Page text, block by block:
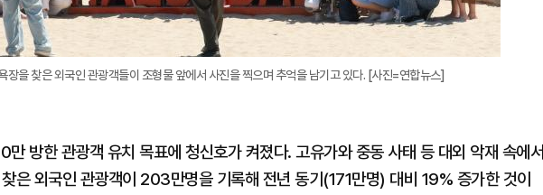
장을 찾은 외국인 관광객들이 조형물 앞에서 사진을 찍으며 추억을 남기고 있다. [사진=연합뉴스]
방한 관광객 유치 목표에 청신호가 켜졌다. 고유가와 중동 사태 등 대외 악재 속에서
은 외국인 관광객이 203만명을 기록해 전년 동기(171만명) 대비 19% 증가한 것이